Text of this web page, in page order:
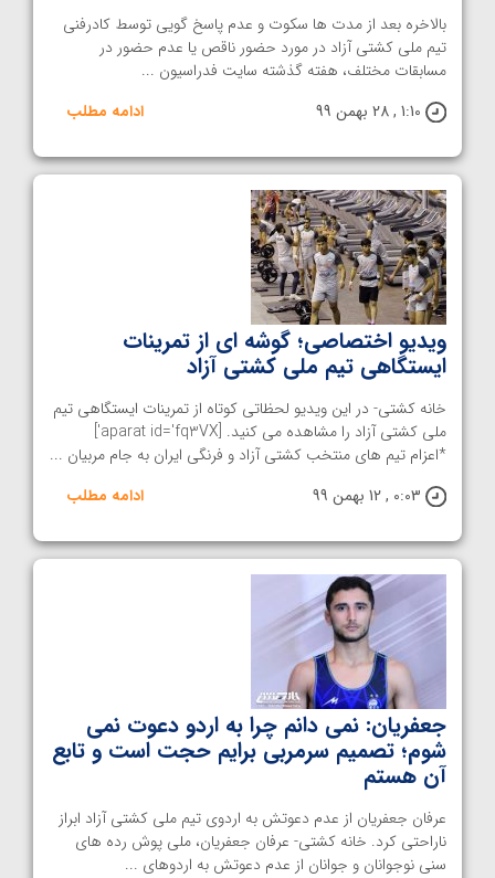
بالاخره بعد از مدت ها سکوت و عدم پاسخ گویی توسط کادرفنی
تیم ملی کشتی آزاد در مورد حضور ناقص یا عدم حضور در
مسابقات مختلف، هفته گذشته سایت فدراسیون ...
1:10 , 28 بهمن 99
ادامه مطلب
ویدیو اختصاصی؛ گوشه ای از تمرینات
ایستگاهی تیم ملی کشتی آزاد
خانه کشتی- در این ویدیو لحظاتی کوتاه از تمرینات ایستگاهی تیم
ملی کشتی آزاد را مشاهده می کنید. [aparat id='fq3VX']
*اعزام تیم های منتخب کشتی آزاد و فرنگی ایران به جام مربیان ...
0:03 , 12 بهمن 99
ادامه مطلب
جعفریان: نمی دانم چرا به اردو دعوت نمی
شوم؛ تصمیم سرمربی برایم حجت است و تابع
آن هستم
عرفان جعفریان از عدم دعوتش به اردوی تیم ملی کشتی آزاد ابراز
ناراحتی کرد. خانه کشتی- عرفان جعفریان، ملی پوش رده های
سنی نوجوانان و جوانان از عدم دعوتش به اردوهای ...